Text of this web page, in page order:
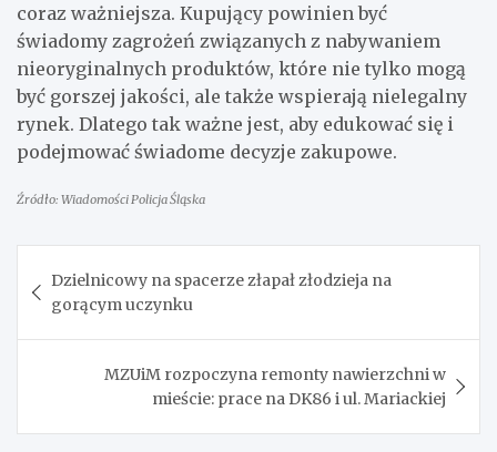
coraz ważniejsza. Kupujący powinien być
świadomy zagrożeń związanych z nabywaniem
nieoryginalnych produktów, które nie tylko mogą
być gorszej jakości, ale także wspierają nielegalny
rynek. Dlatego tak ważne jest, aby edukować się i
podejmować świadome decyzje zakupowe.
Źródło: Wiadomości Policja Śląska
wpisu
Dzielnicowy na spacerze złapał złodzieja na
gorącym uczynku
MZUiM rozpoczyna remonty nawierzchni w
mieście: prace na DK86 i ul. Mariackiej